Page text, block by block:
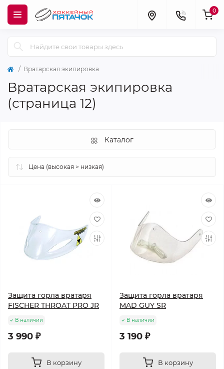
0
Вратарская экипировка
Вратарская экипировка
(страница 12)
Каталог
Защита горла вратаря
FISCHER THROAT PRO JR
В наличии
3 990 ₽
В корзину
Защита горла вратаря
MAD GUY SR
В наличии
3 190 ₽
В корзину